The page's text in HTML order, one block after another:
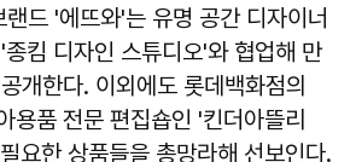
드 '에뜨와'는 유명 공간 디자이너
킴 디자인 스튜디오'와 협업해 만
개한다. 이외에도 롯데백화점의
용품 전문 편집숍인 '킨더아뜰리
요한 상품들을 총망라해 선보인다.